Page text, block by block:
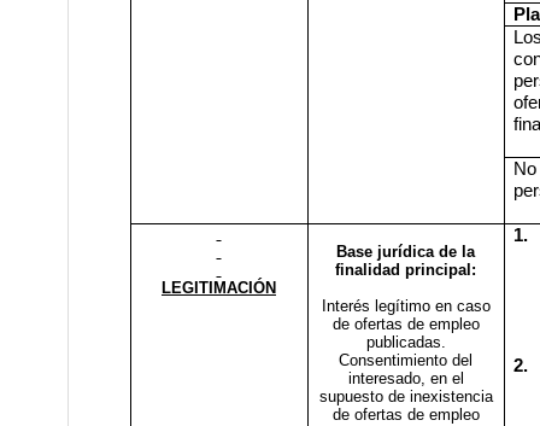
LEGITIMACIÓN
Base jurídica de la
finalidad principal:
Interés legítimo en caso
de ofertas de empleo
publicadas.
Consentimiento del
interesado, en el
supuesto de inexistencia
de ofertas de empleo
1.
2.